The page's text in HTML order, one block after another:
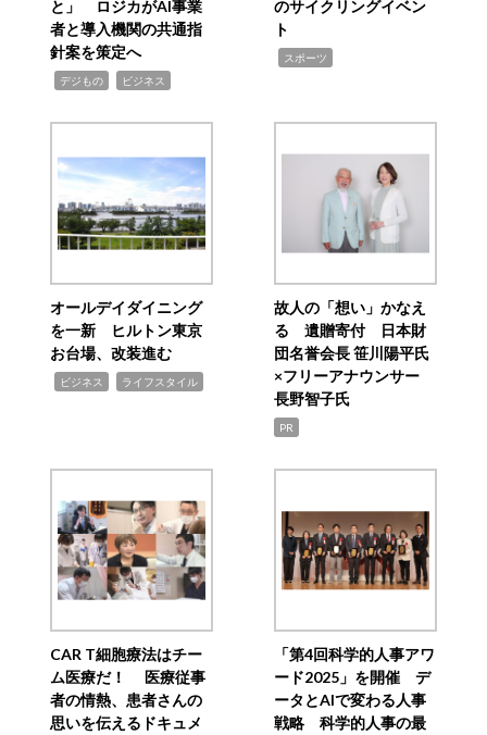
と」 ロジカがAI事業
者と導入機関の共通指
針案を策定へ
デジもの ビジネス
のサイクリングイベン
ト
スポーツ
オールデイダイニング
を一新 ヒルトン東京
お台場、改装進む
ビジネス ライフスタイル
故人の「想い」かなえ
る 遺贈寄付 日本財
団名誉会長 笹川陽平氏
×フリーアナウンサー
長野智子氏
PR
CAR T細胞療法はチー
ム医療だ！ 医療従事
者の情熱、患者さんの
思いを伝えるドキュメ
「第4回科学的人事アワ
ード2025」を開催 デ
ータとAIで変わる人事
戦略 科学的人事の最